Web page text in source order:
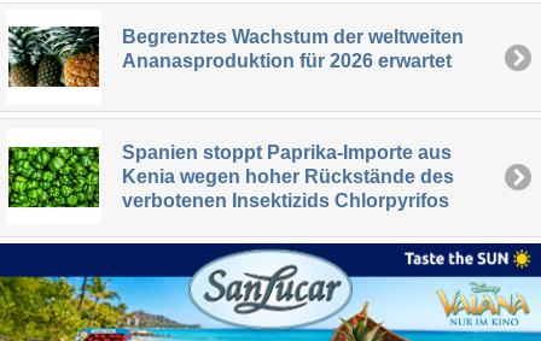
Begrenztes Wachstum der weltweiten
Ananasproduktion für 2026 erwartet
Spanien stoppt Paprika-Importe aus
Kenia wegen hoher Rückstände des
verbotenen Insektizids Chlorpyrifos